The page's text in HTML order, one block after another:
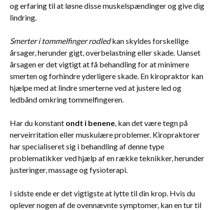
og erfaring til at løsne disse muskelspændinger og give dig
lindring.
Smerter i tommelfinger rodledkan skyldes forskellige
årsager, herunder gigt, overbelastning eller skade. Uanset
årsagen er det vigtigt at få behandling for at minimere
smerten og forhindre yderligere skade. En kiropraktor kan
hjælpe med at lindre smerterne ved at justere led og
ledbånd omkring tommelfingeren.
Har du konstant ondt i benene , kan det være tegn på
nerveirritation eller muskulære problemer. Kiropraktorer
har specialiseret sig i behandling af denne type
problematikker ved hjælp af en række teknikker, herunder
justeringer, massage og fysioterapi.
I sidste ende er det vigtigste at lytte til din krop. Hvis du
oplever nogen af de ovennævnte symptomer, kan en tur til